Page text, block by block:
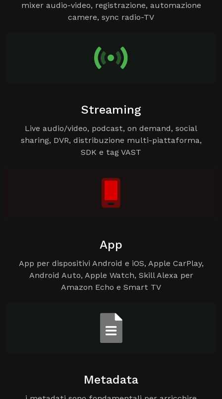
mixer audio-video, registrazione, automazione
camere, sync radio-TV
Streaming
Live audio/video, podcast, on demand, social
sharing, DVR, distribuzione multi-piattaforma,
SDK e tag VAST
App
App per dispositivi Android e iOS, Apple CarPlay,
Android Auto, Apple Watch, Skill Alexa per
Amazon Echo e Smart TV
Metadata